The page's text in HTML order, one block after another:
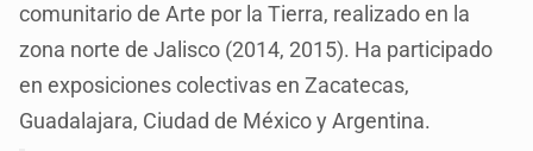
comunitario de Arte por la Tierra, realizado en la
zona norte de Jalisco (2014, 2015). Ha participado
en exposiciones colectivas en Zacatecas,
Guadalajara, Ciudad de México y Argentina.